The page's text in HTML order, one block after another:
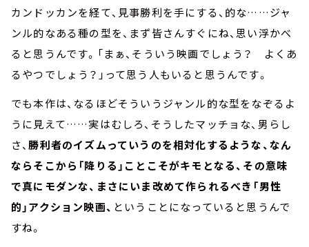
カンドッカンを経て、見事勝利を手にする、的な……ジャ
ンル的なある種の型を、まず皆さんすぐにね、思い浮かべ
ると思うんです。「まぁ、そういう映画でしょう？ よくあ
るやつでしょう？」って思う人もいると思うんです。
でも本作は、なるほどそういうジャンル的な型をなぞるよ
うに見えて……実はむしろ、そうしたマッチョな、男らし
さ、勝利者のイズムっていうのを相対化するような、なん
ならそこから「降りる」ことこそがキモとなる、その意味
で真にモダンな、まさにいま改めて作られるべき「男性
的」アクション映画、 ということになっていると思うんで
すね。